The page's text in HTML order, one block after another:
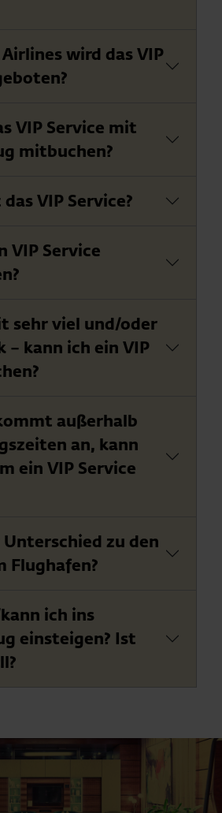
wird das VIP
VIP Service mit
mitbuchen?
VIP Service?
VIP Service
sehr viel und/oder
– kann ich ein VIP
außerhalb
an, kann
ein VIP Service
zu den
Flughafen?
ich ins
einsteigen? Ist